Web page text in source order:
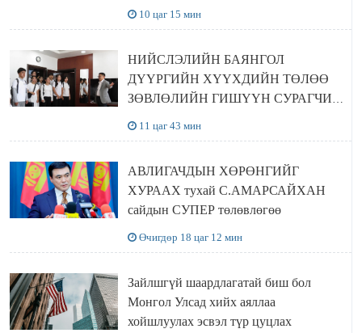
10 цаг 15 мин
НИЙСЛЭЛИЙН БАЯНГОЛ
ДҮҮРГИЙН ХҮҮХДИЙН ТӨЛӨӨ
ЗӨВЛӨЛИЙН ГИШҮҮН СУРАГЧИД
11 цаг 43 мин
АВЛИГАЧДЫН ХӨРӨНГИЙГ
ХУРААХ тухай С.АМАРСАЙХАН
сайдын СУПЕР төлөвлөгөө
Өчигдөр 18 цаг 12 мин
Зайлшгүй шаардлагатай биш бол
Монгол Улсад хийх аяллаа
хойшлуулах эсвэл түр цуцлах